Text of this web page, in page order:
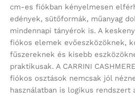
cm-es fiókban kényelmesen
edények, sütőformák, műanyag
mindennapi tányérok is. A
fiókos elemek evőeszközöknek,
fűszereknek és kisebb
praktikusak. A CARRINI
fiókos osztások nemcsak jól
használatban is logikus rendszert